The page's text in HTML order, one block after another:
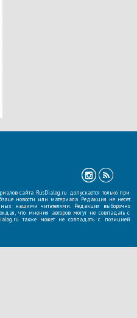
сайта RusDialog.ru допускается только при
новости или материала. Редакция не несет
нашими читателями. Редакция выборочно
что мнения авторов могут не совпадать с
также может не совпадать с позицией